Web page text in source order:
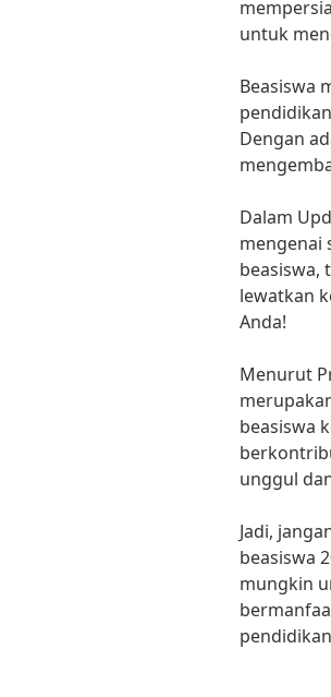
untuk
Beasiswa
Dengan
Dalam
mengenai
beasiswa,
lewatkan
Anda!
Menurut
beasiswa
unggul
Jadi,
beasiswa
mungkin